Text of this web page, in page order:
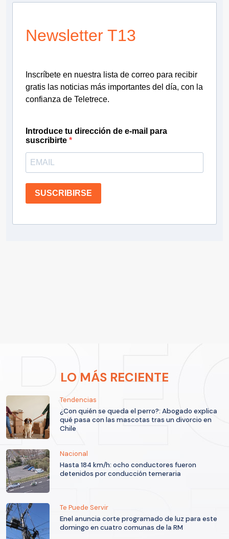
Newsletter T13
Inscríbete en nuestra lista de correo para recibir
gratis las noticias más importantes del día, con la
confianza de Teletrece.
Introduce tu dirección de e-mail para
suscribirte
SUSCRIBIRSE
LO MÁS RECIENTE
Tendencias
¿Con quién se queda el perro?: Abogado explica
qué pasa con las mascotas tras un divorcio en
Chile
Nacional
Hasta 184 km/h: ocho conductores fueron
detenidos por conducción temeraria
Te Puede Servir
Enel anuncia corte programado de luz para este
domingo en cuatro comunas de la RM